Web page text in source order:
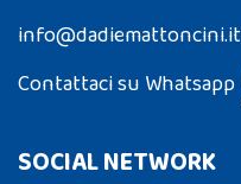
info@dadiemattoncini.it
Contattaci su Whatsapp
SOCIAL NETWORK